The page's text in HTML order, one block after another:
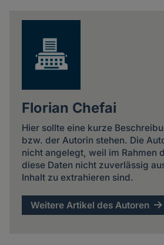
Florian Chefai
Hier sollte eine kurze
bzw. der Autorin stehen. Die
nicht angelegt, weil im Rahmen
diese Daten nicht zuverlässig
Inhalt zu extrahieren sind.
Weitere Artikel des Autoren